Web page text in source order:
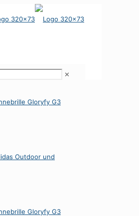
✕
Gloryfy G3
Outdoor und
Gloryfy G3